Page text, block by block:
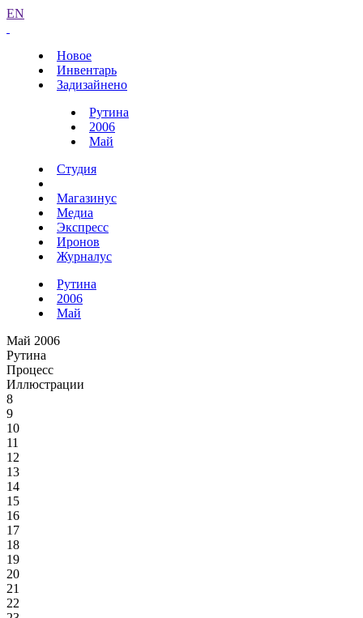
EN
Новое
Инвентарь
Задизайнено
Рутина
2006
Май
Студия
Магазинус
Медиа
Экспресс
Иронов
Журналус
Рутина
2006
Май
Май 2006
Рутина
Процесс
Иллюстрации
8
9
10
11
12
13
14
15
16
17
18
19
20
21
22